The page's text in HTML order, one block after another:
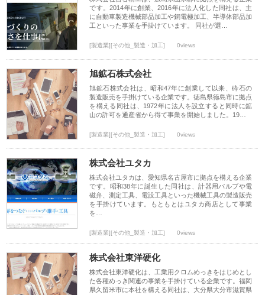
です。2014年に創業、2016年に法人化した同社は、主
に自動車製造機械部品加工や銅電極加工、半導体部品加
工といった事業を手掛けています。 同社が選…
[製造業][その他_製造・加工] 0views
旭鉱石株式会社
旭鉱石株式会社は、昭和47年に創業して以来、砕石の
製造販売を手掛けている企業です。徳島県徳島市に拠点
を構える同社は、1972年に法人を設立すると同時に鉱
山の許可を通産省から得て事業を開始しました。19…
[製造業][その他_製造・加工] 0views
株式会社ユタカ
株式会社ユタカは、愛知県名古屋市に拠点を構える企業
です。昭和38年に誕生した同社は、計器用バルブや電
磁弁、測定工具、電設工具といった機械工具の製造販売
を手掛けています。もともとはユタカ商店として事業
を…
[製造業][その他_製造・加工] 0views
株式会社東洋硬化
株式会社東洋硬化は、工業用クロムめっきをはじめとし
た各種めっき関連の事業を手掛けている企業です。福岡
県久留米市に本社を構える同社は、大分県大分市滋賀県